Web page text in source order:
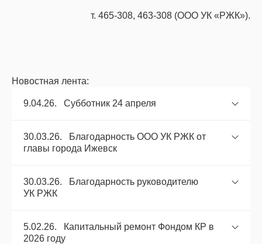
т. 465-308, 463-308 (ООО УК «РЖК»).
Новостная лента:
9.04.26. Субботник 24 апреля
30.03.26. Благодарность ООО УК РЖК от
главы города Ижевск
30.03.26. Благодарность руководителю
УК РЖК
5.02.26. Капитальный ремонт Фондом КР в
2026 году